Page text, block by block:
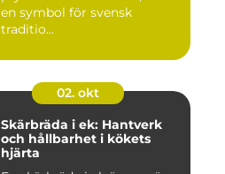
en symbol för svensk
traditio...
02. okt
Skärbräda i ek: Hantverk
och hållbarhet i kökets
hjärta